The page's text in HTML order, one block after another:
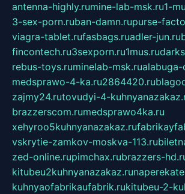
antenna-highly.rumine-lab-msk.ru1-
3-sex-porn.ruban-damn.rupurse-
viagra-tablet.rufasbags.ruadler-jun.ru
fincontech.ru3sexporn.ru1mus.ru
rebus-toys.ruminelab-msk.ru
medsprawo-4-ka.ru2864420.ru
zajmy24.rutovudyi-4-
brazzerscom.rumedsprawo4ka.ru
xehyroo5kuhnyanazakaz.ru
vskrytie-zamkov-moskva-113.ru
zed-online.rupimchax.rubrazzers-
kitubeu2kuhnyanazakaz.ru
kuhnyaofabrikaufabrik.rukitubeu-2-